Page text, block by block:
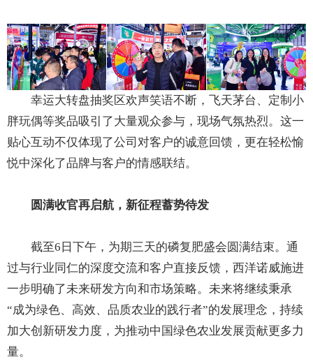
幸运大转盘抽奖区欢声笑语不断，飞天茅台、定制小
胖玩偶等奖品吸引了大量观众参与，现场气氛热烈。这一
贴心互动不仅体现了公司对客户的诚意回馈，更在轻松愉
悦中深化了品牌与客户的情感联结。
圆满收官再启航，新征程蓄势待发
截至6日下午，为期三天的磷复肥盛会圆满结束。通
过与行业同仁的深度交流和客户直接反馈，西洋诺威施进
一步明确了未来研发方向和市场策略。未来将继续秉承
“成为绿色、高效、品质农业的践行者”的发展理念，持续
加大创新研发力度，为推动中国绿色农业发展贡献更多力
量。